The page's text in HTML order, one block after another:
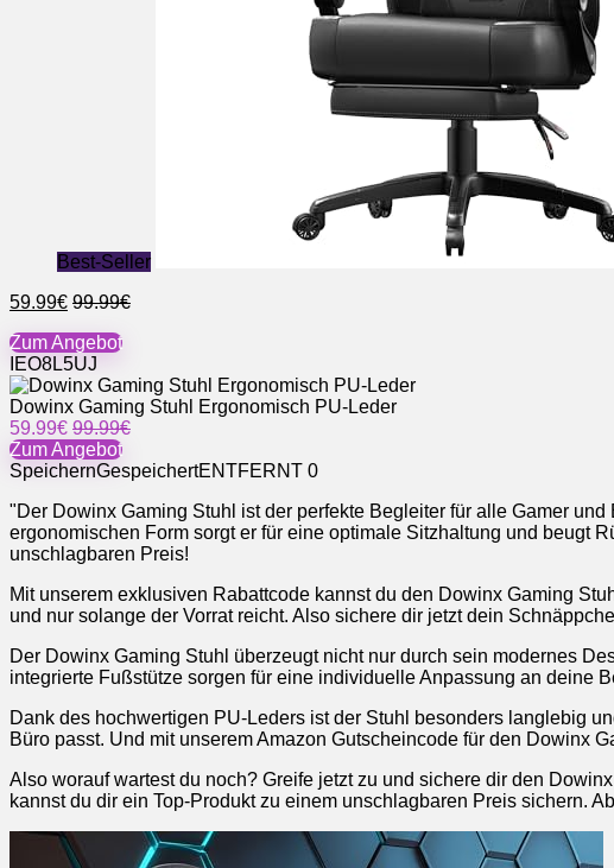
Best-Seller
59.99€ 99.99€
Zum Angebot
IEO8L5UJ
Dowinx Gaming Stuhl Ergonomisch PU-Leder
59.99€ 99.99€
Zum Angebot
SpeichernGespeichertENTFERNT 0
"Der Dowinx Gaming Stuhl ist der perfekte Begleiter für alle Gamer
ergonomischen Form sorgt er für eine optimale Sitzhaltung und beugt
unschlagbaren Preis!
Mit unserem exklusiven Rabattcode kannst du den Dowinx Gaming
und nur solange der Vorrat reicht. Also sichere dir jetzt dein
Der Dowinx Gaming Stuhl überzeugt nicht nur durch sein modernes
integrierte Fußstütze sorgen für eine individuelle Anpassung an deine
Dank des hochwertigen PU-Leders ist der Stuhl besonders langlebig
Büro passt. Und mit unserem Amazon Gutscheincode für den Dowinx
Also worauf wartest du noch? Greife jetzt zu und sichere dir den
kannst du dir ein Top-Produkt zu einem unschlagbaren Preis sichern.